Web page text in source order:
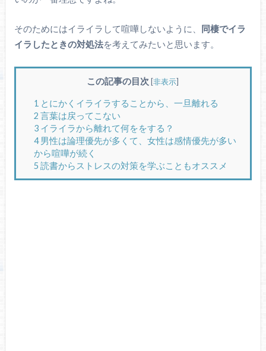
そのためにはイライラして喧嘩しないように、 同棲でイラ
イラしたときの対処法を考えてみたいと思います。
この記事の目次 [非表示]
1とにかくイライラすることから、一旦離れる
2 言葉は戻ってこない
3イライラから離れて何ををする？
4男性は論理優先が多くて、女性は感情優先が多い
から喧嘩が続く
5 読書からストレスの対策を学ぶこともオススメ